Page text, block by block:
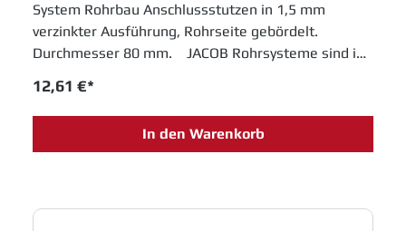
System Rohrbau Anschlussstutzen in 1,5 mm
verzinkter Ausführung, Rohrseite gebördelt.
Durchmesser 80 mm. JACOB Rohrsysteme sind im
Lösungen für das Schüttguthandling sowie
Entstaubungs- und Abluftanlagen. Einfache
Montage und innovative Entwicklungen sichern
Laufrohre einsetzen.
12,61 €*
In den Warenkorb